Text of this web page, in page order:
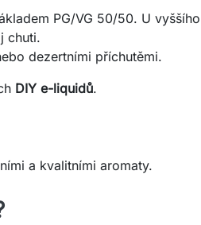
PG/VG 50/50. U
chuti.
dezertními příchutěmi.
DIY e-liquidů.
a kvalitními aromaty.